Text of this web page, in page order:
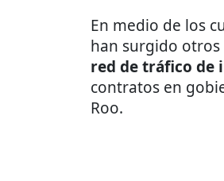
En medio de los
han surgido
red de tráfico de
contratos en
Roo.